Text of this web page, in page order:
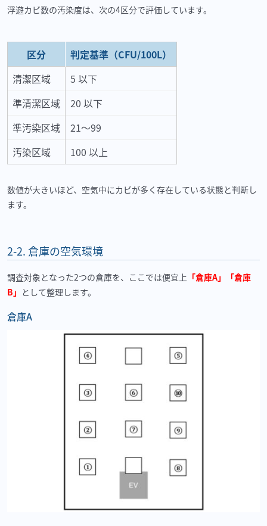
浮遊カビ数の汚染度は、次の4区分で評価しています。
区分
判定基準（CFU/100L）
清潔区域
5 以下
準清潔区域
20 以下
準汚染区域
21〜99
汚染区域
100 以上
数値が大きいほど、空気中にカビが多く存在している状態と判断し
ます。
2-2. 倉庫の空気環境
調査対象となった2つの倉庫を、ここでは便宜上 「倉庫A」「倉庫
B」 として整理します。
倉庫A